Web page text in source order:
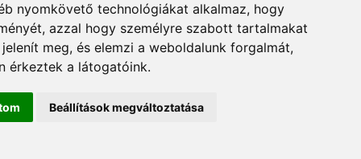
nyomkövető technológiákat alkalmaz, hogy
azzal hogy személyre szabott tartalmakat
meg, és elemzi a weboldalunk forgalmát,
érkeztek a látogatóink.
Beállítások megváltoztatása